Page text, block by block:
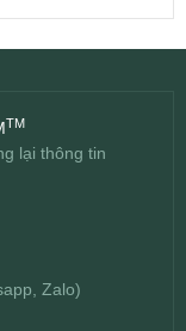
TM
lại thông tin
Zalo)